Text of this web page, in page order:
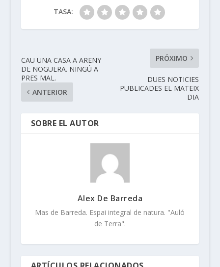
TASA:
CAU UNA CASA A ARENY
DE NOGUERA. NINGÚ A
PRES MAL.
ANTERIOR
PRÓXIMO
DUES NOTICIES
PUBLICADES EL MATEIX
DIA
SOBRE EL AUTOR
Alex De Barreda
Mas de Barreda. Espai integral de natura. "Auló
de Terra".